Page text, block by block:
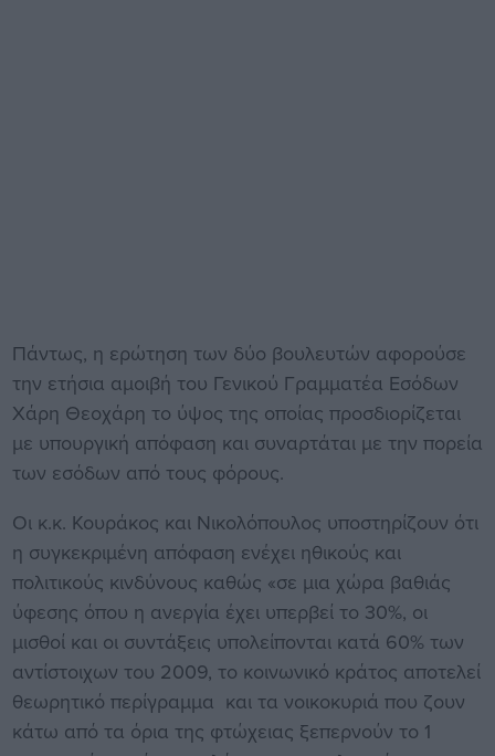
Πάντως, η ερώτηση των δύο βουλευτών αφορούσε
την ετήσια αμοιβή του Γενικού Γραμματέα Εσόδων
Χάρη Θεοχάρη το ύψος της οποίας προσδιορίζεται
με υπουργική απόφαση και συναρτάται με την πορεία
των εσόδων από τους φόρους.
Οι κ.κ. Κουράκος και Νικολόπουλος υποστηρίζουν ότι
η συγκεκριμένη απόφαση ενέχει ηθικούς και
πολιτικούς κινδύνους καθώς «σε μια χώρα βαθιάς
ύφεσης όπου η ανεργία έχει υπερβεί το 30%, οι
μισθοί και οι συντάξεις υπολείπονται κατά 60% των
αντίστοιχων του 2009, το κοινωνικό κράτος αποτελεί
θεωρητικό περίγραμμα και τα νοικοκυριά που ζουν
κάτω από τα όρια της φτώχειας ξεπερνούν το 1